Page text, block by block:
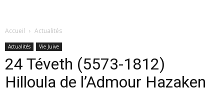
Accueil Actualités
Actualités Vie Juive
24 Téveth (5573-1812)
Hilloula de l’Admour Hazaken